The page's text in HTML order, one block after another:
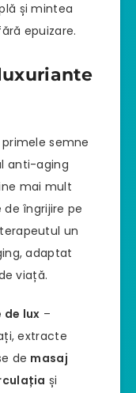
și mintea
epuizare.
semne
anti-aging
mai mult
îngrijire pe
un
adaptat
viață.
lux –
extracte
de masaj
și